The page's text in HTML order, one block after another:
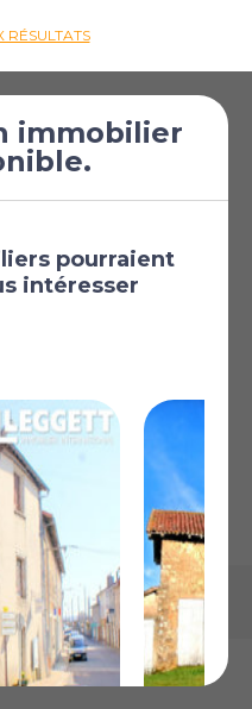
RÉSULTATS
€119 900
LA CARTE
l'emplacement exact
immobilier
pourraient
intéresser